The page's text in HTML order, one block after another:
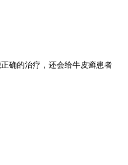
确的治疗，还会给牛皮癣患者